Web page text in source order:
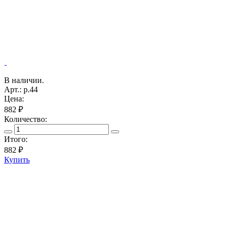
В наличии.
Арт.: р.44
Цена:
882 ₽
Количество:
Итого:
882 ₽
Купить